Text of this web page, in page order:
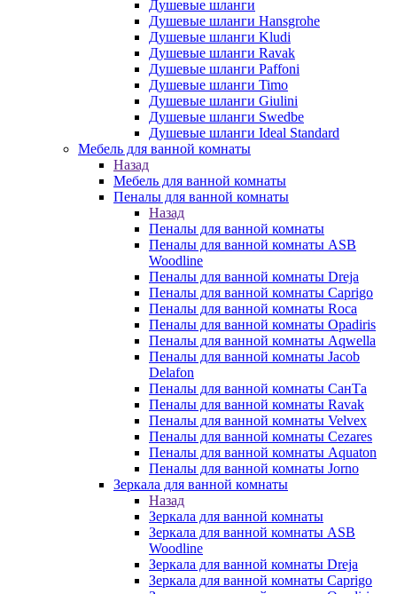
Душевые шланги
Душевые шланги Hansgrohe
Душевые шланги Kludi
Душевые шланги Ravak
Душевые шланги Paffoni
Душевые шланги Timo
Душевые шланги Giulini
Душевые шланги Swedbe
Душевые шланги Ideal Standard
Мебель для ванной комнаты
Назад
Мебель для ванной комнаты
Пеналы для ванной комнаты
Назад
Пеналы для ванной комнаты
Пеналы для ванной комнаты ASB
Woodline
Пеналы для ванной комнаты Dreja
Пеналы для ванной комнаты Caprigo
Пеналы для ванной комнаты Roca
Пеналы для ванной комнаты Opadiris
Пеналы для ванной комнаты Aqwella
Пеналы для ванной комнаты Jacob
Delafon
Пеналы для ванной комнаты СанТа
Пеналы для ванной комнаты Ravak
Пеналы для ванной комнаты Velvex
Пеналы для ванной комнаты Cezares
Пеналы для ванной комнаты Aquaton
Пеналы для ванной комнаты Jorno
Зеркала для ванной комнаты
Назад
Зеркала для ванной комнаты
Зеркала для ванной комнаты ASB
Woodline
Зеркала для ванной комнаты Dreja
Зеркала для ванной комнаты Caprigo